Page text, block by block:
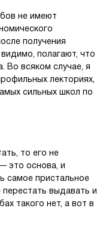
не имеют
получения
полагают, что
Во всяком случае, я
лекториях,
сильных школ по
то его не
это основа, и
самое пристальное
выдавать и
такого нет, а вот в